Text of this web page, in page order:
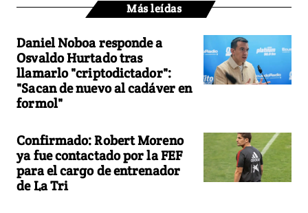
Más leídas
Daniel Noboa responde a
Osvaldo Hurtado tras
llamarlo "criptodictador":
"Sacan de nuevo al cadáver en
formol"
Confirmado: Robert Moreno
ya fue contactado por la FEF
para el cargo de entrenador
de La Tri